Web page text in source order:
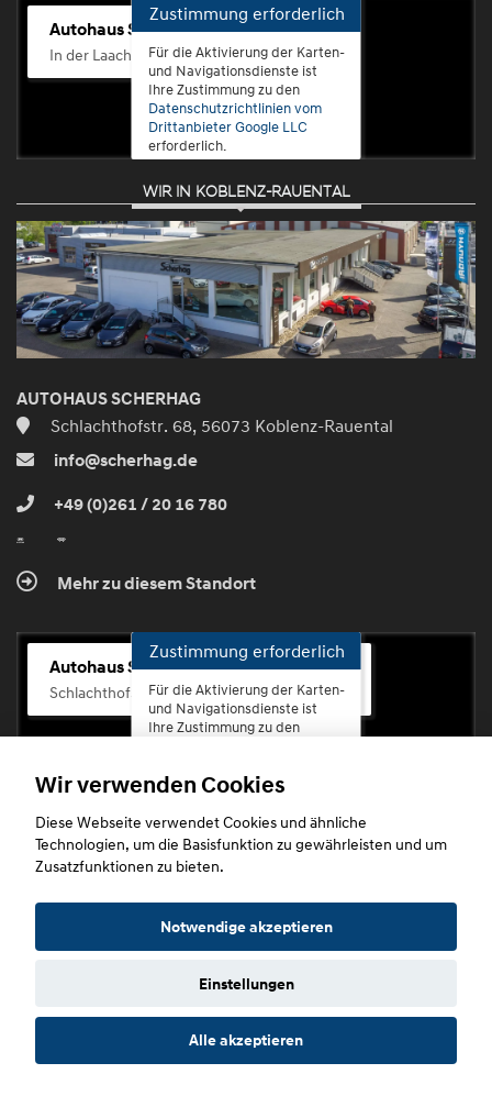
Autohaus Scherhag
In der Laach 76, 56072 Koblenz-Güls
Zustimmung erforderlich
Für die Aktivierung der Karten-
und Navigationsdienste ist
Ihre Zustimmung zu den
Datenschutzrichtlinien vom
Drittanbieter Google LLC
erforderlich.
Zustimmen
und
aktivieren
WIR IN KOBLENZ-RAUENTAL
AUTOHAUS SCHERHAG
Schlachthofstr. 68, 56073 Koblenz-Rauental
info@scherhag.de
+49 (0)261 / 20 16 780
Mehr zu diesem Standort
Autohaus Scherhag
Schlachthofstr. 68, 56073 Koblenz-Rauental
Zustimmung erforderlich
Für die Aktivierung der Karten-
und Navigationsdienste ist
Ihre Zustimmung zu den
erforderlich.
Zustimmen
Copyright © 2026. Autohaus Scherhag
Datenschutz Impressum
Wir verwenden Cookies
Diese Webseite verwendet Cookies und ähnliche
Technologien, um die Basisfunktion zu gewährleisten und um
Zusatzfunktionen zu bieten.
Notwendige akzeptieren
Einstellungen
Alle akzeptieren